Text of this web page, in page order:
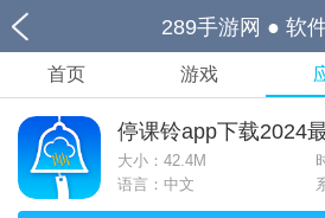
289手游网 ● 软
首页 游戏
停课铃app下载2024
大小： 42.4M
语言：中文